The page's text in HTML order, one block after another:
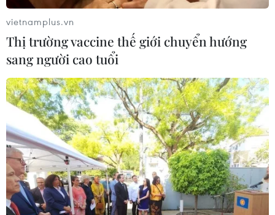
Tổng hội người Việt Nam tại Bỉ - nơi gắn
kết tình thân xa xứ
05/06/2017 02:11
Đại hội Tổng hội người Việt tại Bỉ đặc biệt chú trọng mối
liên hệ gắn kết với Ủy ban người Việt Nam tại nước
ngoài và tích cực mở rộng quan hệ với các Hội người
Việt Nam tại các nước châu Âu.
vietnamplus.vn
Thị trường vaccine thế giới chuyển hướng
sang người cao tuổi